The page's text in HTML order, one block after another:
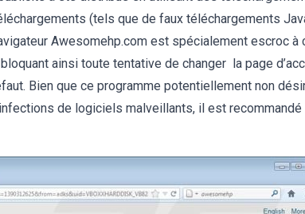
(tels que de faux téléchargements
Awesomehp.com est spécialement escroc à
ainsi toute tentative de changer la page
Bien que ce programme potentiellement non
de logiciels malveillants, il est recommandé